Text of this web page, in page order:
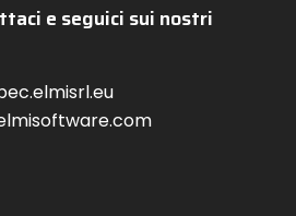
e seguici sui nostri